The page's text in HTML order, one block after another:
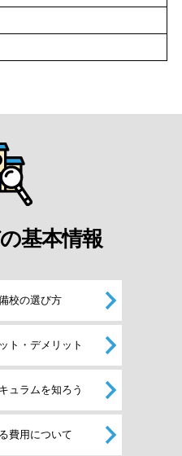
基本情報
校の選び方
ト・デメリット
ュラムを知ろう
費用について